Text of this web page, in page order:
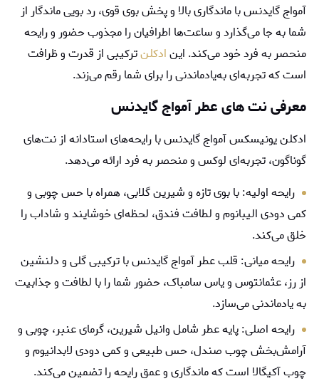
آمواج گایدنس با ماندگاری بالا و پخش بوی قوی، رد بویی ماندگار از
شما به جا می‌گذارد و ساعت‌ها اطرافیان را مجذوب حضور و رایحه
منحصر به فرد خود می‌کند. اینادکلنترکیبی از قدرت و ظرافت
است که تجربه‌ای به‌یادماندنی را برای شما رقم می‌زند.
معرفی نت های عطر آمواج گایدنس
ادکلن یونیسکس آمواج گایدنس با رایحه‌های استادانه از نت‌های
گوناگون، تجربه‌ای لوکس و منحصر به فرد ارائه می‌دهد.
رایحه اولیه: با بوی تازه و شیرین گلابی، همراه با حس چوبی و
کمی دودی الیبانوم و لطافت فندق، لحظه‌ای خوشایند و شاداب را
خلق می‌کند.
رایحه میانی: قلب عطر آمواج گایدنس با ترکیبی گلی و دلنشین
از رز، عثمانتوس و یاس سامباک، حضور شما را با لطافت و جذابیت
به یادماندنی می‌سازد.
رایحه اصلی: پایه عطر شامل وانیل شیرین، گرمای عنبر، چوبی و
آرامش‌بخش چوب صندل، حس طبیعی و کمی دودی لابدانیوم و
چوب آکیگالا است که ماندگاری و عمق رایحه را تضمین می‌کند.